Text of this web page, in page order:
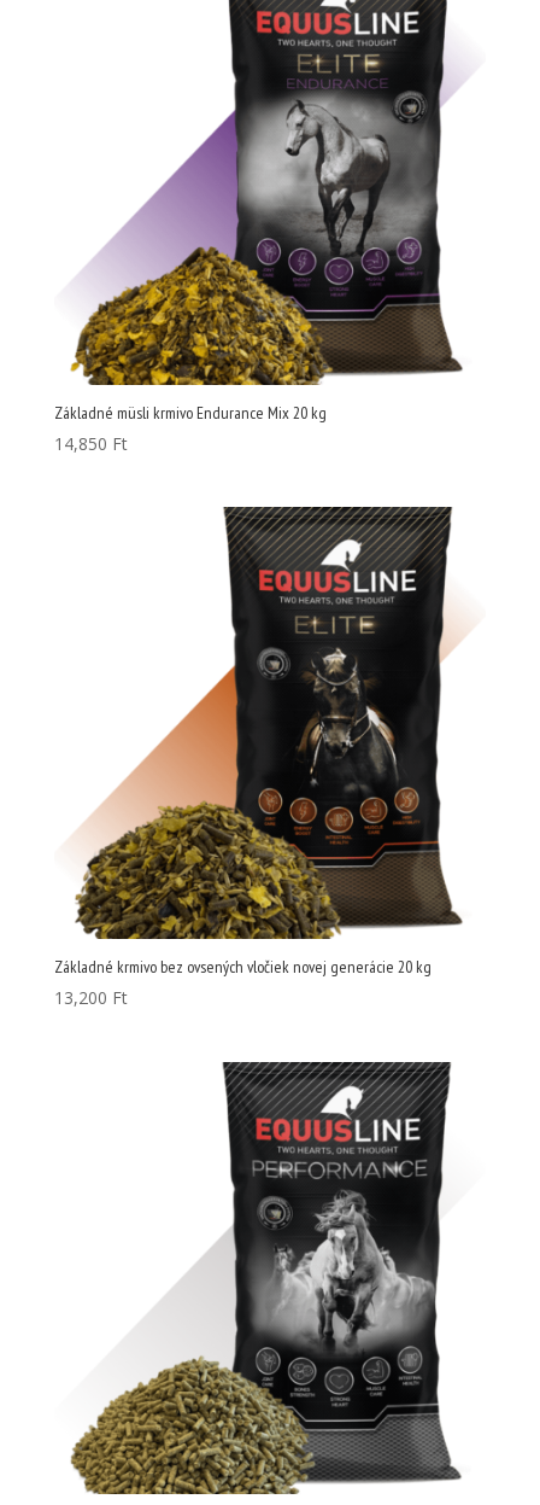
Základné müsli krmivo Endurance Mix 20 kg
14,850 Ft
Základné krmivo bez ovsených vločiek novej generácie 20 kg
13,200 Ft